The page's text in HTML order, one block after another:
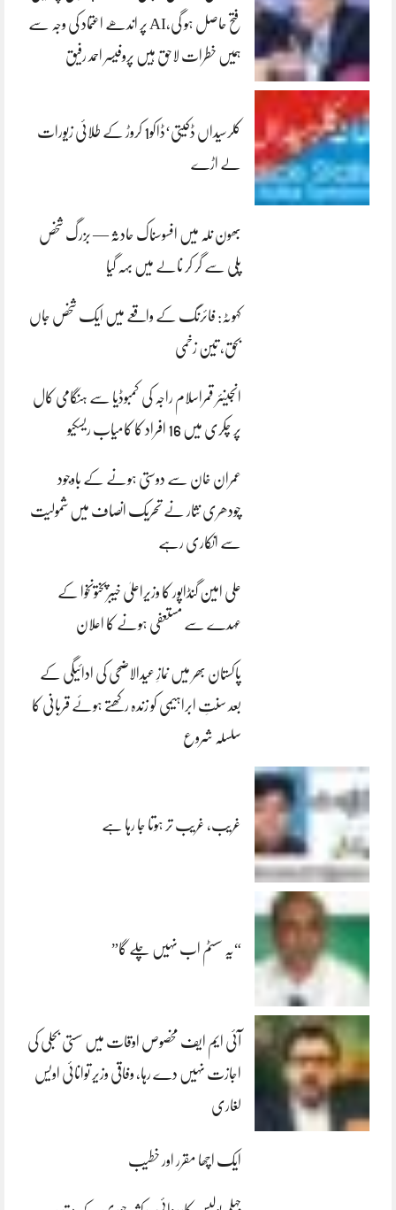
فتح حاصل ہو گی،AI پر اندھے اعتماد کی وجہ سے
ہمیں خطرات لاحق ہیں پروفیسر احمد رفیق
کلرسیداں ڈکیتی‘ڈاکو1 کروڑ کے طلائی زیورات
لے اڑے
بھون نلہ میں افسوسناک حادثہ — بزرگ شخص
پلی سے گر کر نالے میں بہہ گیا
کہوٹہ: فائرنگ کے واقعے میں ایک شخص جاں
بحق، تین زخمی
انجینئر قمراسلام راجہ کی کمبوڈیا سے ہنگامی کال
پر چکری میں 16 افراد کا کامیاب ریسکیو
عمران خان سے دوستی ہونے کے باوجود
چودھری نثار نے تحریک انصاف میں شمولیت
سے انکاری رہے
علی امین گنڈاپور کا وزیراعلیٰ خیبرپختونخوا کے
عہدے سے مستعفی ہونے کا اعلان
پاکستان بھر میں نمازِ عیدالاضحی کی ادائیگی کے
بعد سنتِ ابراہیمی کو زندہ رکھتے ہوئے قربانی کا
سلسلہ شروع
غریب، غریب تر ہوتا جا رہا ہے
“یہ سسٹم اب نہیں چلے گا”
آئی ایم ایف مخصوص اوقات میں سستی بجلی کی
اجازت نہیں دے رہا، وفاقی وزیر توانائی اویس
لغاری
ایک اچھا مقرر اور خطیب